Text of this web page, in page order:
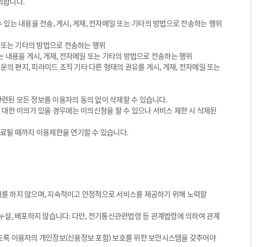
는 내용을 전송, 게시, 게재, 전자메일 또는 기타의 방법으로 전송하는 행위
는 기타의 방법으로 전송하는 행위
용을 게시, 게재, 전자메일 또는 기타의 방법으로 전송하는 행위
의 편지, 피라미드 조직 기타 다른 형태의 권유를 게시, 게재, 전자메일 또는
된 모든 정보를 이용자의 동의 없이 삭제할 수 있습니다.
한 이의가 있을 경우에는 이의신청을 할 수 있으나 서비스 제한 시 삭제된
될 때까지 이용제한을 연기할 수 있습니다.
하지 않으며, 지속적이고 안정적으로 서비스를 제공하기 위해 노력할
, 배포하지 않습니다. 다만, 전기통신관련법령 등 관계법령에 의하여 관계
이용자의 개인정보(신용정보 포함) 보호를 위한 보안시스템을 갖추어야